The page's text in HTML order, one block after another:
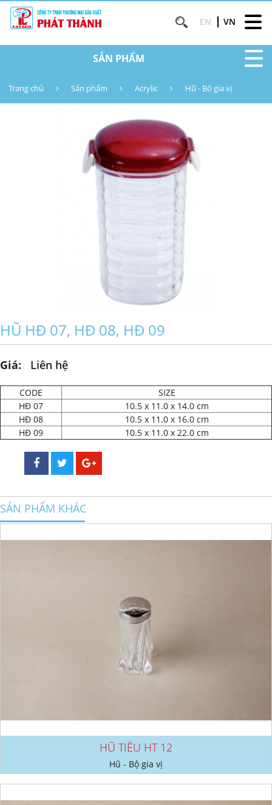
EN VN
SẢN PHẨM
Trang chủ Sản phẩm Acrylic Hũ - Bộ gia vị
HŨ HĐ 07, HĐ 08, HĐ 09
Giá: Liên hệ
CODE
SIZE
HĐ 07
10.5 x 11.0 x 14.0 cm
HĐ 08
10.5 x 11.0 x 16.0 cm
HĐ 09
10.5 x 11.0 x 22.0 cm
SẢN PHẨM KHÁC
HŨ TIÊU HT 12
Hũ - Bộ gia vị